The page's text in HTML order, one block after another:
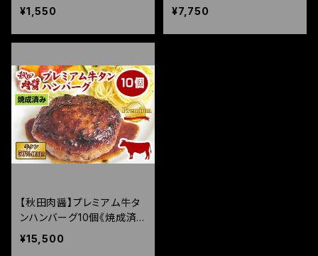
み》（150g）
¥1,550
み》（150g×5個）
¥7,750
【秋田肉醤】プレミアム牛タ
ンハンバーグ10個《焼成済
み》（150g×10個）
¥15,500